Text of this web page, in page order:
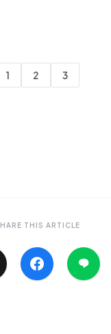
1 2 3
THIS ARTICLE